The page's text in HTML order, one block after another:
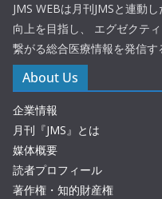
JMS WEBは月刊JMSと連動
向上を目指し、 エグゼクテ
繋がる総合医療情報を発信す
About Us
企業情報
月刊『JMS』とは
媒体概要
読者プロフィール
著作権・知的財産権